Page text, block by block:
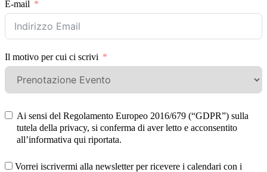
E-mail
Il motivo per cui ci scrivi
Ai sensi del Regolamento Europeo 2016/679 (“GDPR”) sulla
tutela della privacy, si conferma di aver letto e acconsentito
all’informativa qui riportata.
Vorrei iscrivermi alla newsletter per ricevere i calendari con i